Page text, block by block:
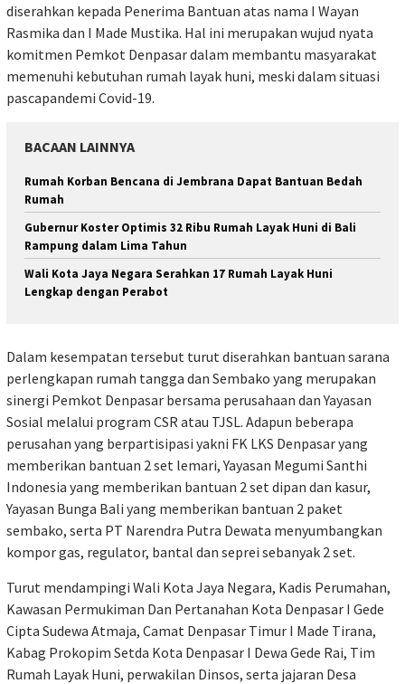
diserahkan kepada Penerima Bantuan atas nama I Wayan
Rasmika dan I Made Mustika. Hal ini merupakan wujud nyata
komitmen Pemkot Denpasar dalam membantu masyarakat
memenuhi kebutuhan rumah layak huni, meski dalam situasi
pascapandemi Covid-19.
BACAAN LAINNYA
Rumah Korban Bencana di Jembrana Dapat Bantuan Bedah
Rumah
Gubernur Koster Optimis 32 Ribu Rumah Layak Huni di Bali
Rampung dalam Lima Tahun
Wali Kota Jaya Negara Serahkan 17 Rumah Layak Huni
Lengkap dengan Perabot
Dalam kesempatan tersebut turut diserahkan bantuan sarana
perlengkapan rumah tangga dan Sembako yang merupakan
sinergi Pemkot Denpasar bersama perusahaan dan Yayasan
Sosial melalui program CSR atau TJSL. Adapun beberapa
perusahan yang berpartisipasi yakni FK LKS Denpasar yang
memberikan bantuan 2 set lemari, Yayasan Megumi Santhi
Indonesia yang memberikan bantuan 2 set dipan dan kasur,
Yayasan Bunga Bali yang memberikan bantuan 2 paket
sembako, serta PT Narendra Putra Dewata menyumbangkan
kompor gas, regulator, bantal dan seprei sebanyak 2 set.
Turut mendampingi Wali Kota Jaya Negara, Kadis Perumahan,
Kawasan Permukiman Dan Pertanahan Kota Denpasar I Gede
Cipta Sudewa Atmaja, Camat Denpasar Timur I Made Tirana,
Kabag Prokopim Setda Kota Denpasar I Dewa Gede Rai, Tim
Rumah Layak Huni, perwakilan Dinsos, serta jajaran Desa